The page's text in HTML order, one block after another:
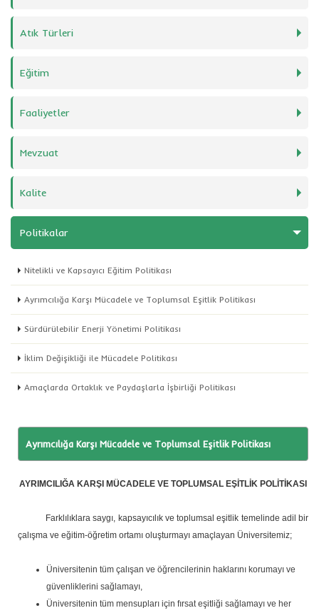
Atık Türleri
Eğitim
Faaliyetler
Mevzuat
Kalite
Politikalar
Nitelikli ve Kapsayıcı Eğitim Politikası
Ayrımcılığa Karşı Mücadele ve Toplumsal Eşitlik Politikası
Sürdürülebilir Enerji Yönetimi Politikası
İklim Değişikliği ile Mücadele Politikası
Amaçlarda Ortaklık ve Paydaşlarla İşbirliği Politikası
Ayrımcılığa Karşı Mücadele ve Toplumsal Eşitlik Politikası
AYRIMCILIĞA KARŞI MÜCADELE VE TOPLUMSAL EŞİTLİK POLİTİKASI
Farklılıklara saygı, kapsayıcılık ve toplumsal eşitlik temelinde adil bir
çalışma ve eğitim-öğretim ortamı oluşturmayı amaçlayan Üniversitemiz;
Üniversitenin tüm çalışan ve öğrencilerinin haklarını korumayı ve
güvenliklerini sağlamayı,
Üniversitenin tüm mensupları için fırsat eşitliği sağlamayı ve her